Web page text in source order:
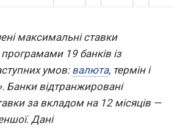
максимальні ставки
19 банків із
умов:валюта, термін і
Банки відтранжировані
за вкладом на 12 місяців —
Дані